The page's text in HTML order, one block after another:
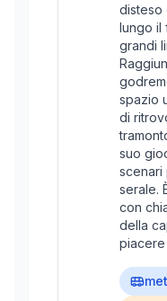
disteso
lungo il
grandi
spazio
di
suo
scenari
serale.
con
della